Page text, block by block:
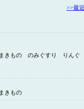
>>最
きもの のみぐすり りんぐ
もの